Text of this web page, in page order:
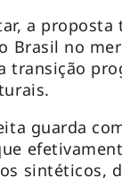
a
Brasil no
transição
guarda
sintéticos,